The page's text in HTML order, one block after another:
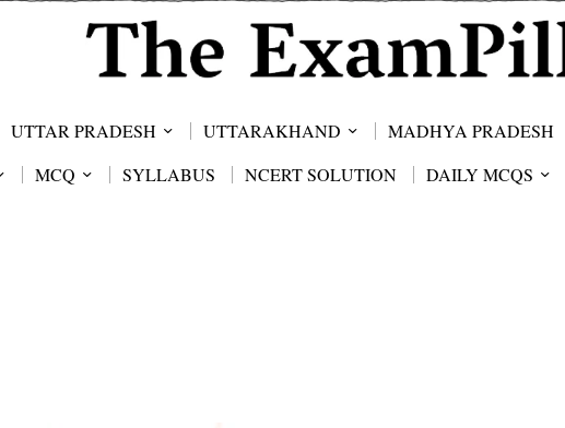
UTTAR PRADESH UTTARAKHAND MADHYA PRADESH
MCQ SYLLABUS NCERT SOLUTION DAILY MCQS